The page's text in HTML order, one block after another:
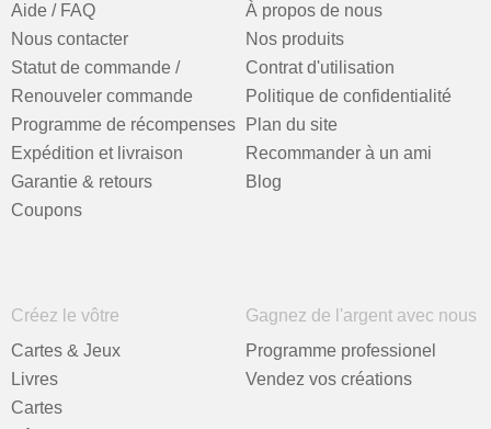
Aide / FAQ
Nous contacter
Statut de commande /
Renouveler commande
Programme de récompenses
Expédition et livraison
Garantie & retours
Coupons
À propos de nous
Nos produits
Contrat d'utilisation
Politique de confidentialité
Plan du site
Recommander à un ami
Blog
Créez le vôtre
Cartes & Jeux
Livres
Cartes
Gagnez de l'argent avec nous
Programme professionel
Vendez vos créations